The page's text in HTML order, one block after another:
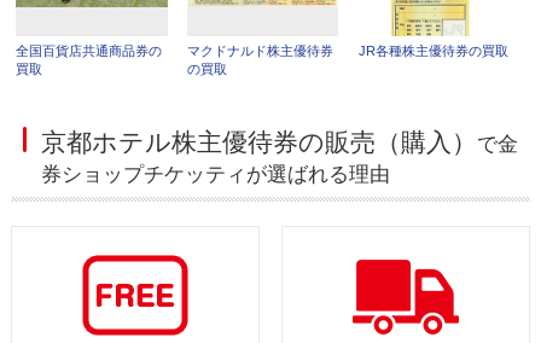
全国百貨店共通商品券の
買取
マクドナルド株主優待券
の買取
JR各種株主優待券の買取
京都ホテル株主優待券の販売（購入）
で金
券ショップチケッティが選ばれる理由